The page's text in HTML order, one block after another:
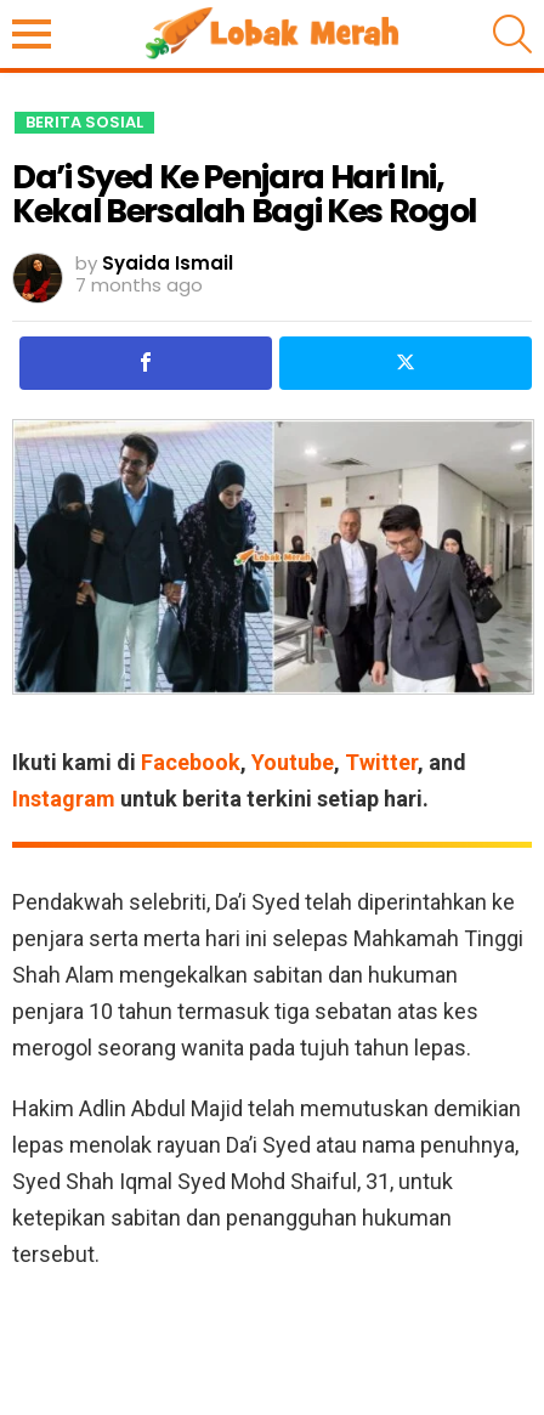
BERITA SOSIAL
Da’i Syed Ke Penjara Hari Ini,
Kekal Bersalah Bagi Kes Rogol
by Syaida Ismail
7 months ago
Ikuti kami di Facebook, Youtube, Twitter, and
Instagram untuk berita terkini setiap hari.
Pendakwah selebriti, Da’i Syed telah diperintahkan ke
penjara serta merta hari ini selepas Mahkamah Tinggi
Shah Alam mengekalkan sabitan dan hukuman
penjara 10 tahun termasuk tiga sebatan atas kes
merogol seorang wanita pada tujuh tahun lepas.
Hakim Adlin Abdul Majid telah memutuskan demikian
lepas menolak rayuan Da’i Syed atau nama penuhnya,
Syed Shah Iqmal Syed Mohd Shaiful, 31, untuk
ketepikan sabitan dan penangguhan hukuman
tersebut.